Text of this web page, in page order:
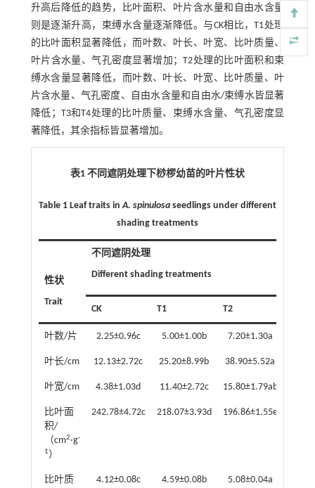
升高后降低的趋势，比叶面积、叶片含水量和自由水含量
则是逐渐升高，束缚水含量逐渐降低。与CK相比，T1处理
的比叶面积显著降低，而叶数、叶长、叶宽、比叶质量、
叶片含水量、气孔密度显著增加；T2处理的比叶面积和束
缚水含量显著降低，而叶数、叶长、叶宽、比叶质量、叶
片含水量、气孔密度、自由水含量和自由水/束缚水皆显著
降低；T3和T4处理的比叶质量、束缚水含量、气孔密度显
著降低，其余指标皆显著增加。
表1 不同遮阴处理下桫椤幼苗的叶片性状
Table 1 Leaf traits inA. spinulosaseedlings under different
shading treatments
性状
Trait
不同遮阴处理
Different shading treatments
CK T1 T2
叶数/片 2.25±0.96c 5.00±1.00b 7.20±1.30a
叶长/cm 12.13±2.72c 25.20±8.99b 38.90±5.52a
叶宽/cm 4.38±1.03d 11.40±2.72c 15.80±1.79ab
比叶面
积/
（cm2·g-
1）
242.78±4.72c 218.07±3.93d 196.86±1.55e
比叶质
4.12±0.08c 4.59±0.08b 5.08±0.04a